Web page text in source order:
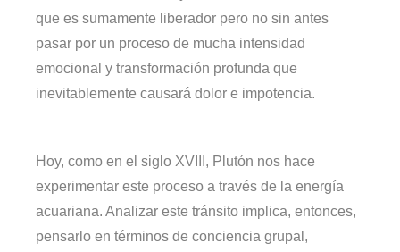
que es sumamente liberador pero no sin antes
pasar por un proceso de mucha intensidad
emocional y transformación profunda que
inevitablemente causará dolor e impotencia.
Hoy, como en el siglo XVIII, Plutón nos hace
experimentar este proceso a través de la energía
acuariana. Analizar este tránsito implica, entonces,
pensarlo en términos de conciencia grupal,